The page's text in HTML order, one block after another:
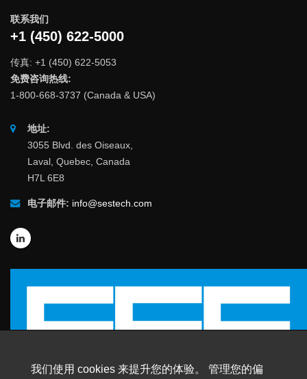
联系我们
+1 (450) 622-5000
传真: +1 (450) 622-5053
免费咨询热线:
1-800-668-3737 (Canada & USA)
地址:
3055 Blvd. des Oiseaux,
Laval, Quebec, Canada
H7L 6E8
电子邮件: info@sestech.com
我们使用 cookies 来提升您的体验。 管理您的偏